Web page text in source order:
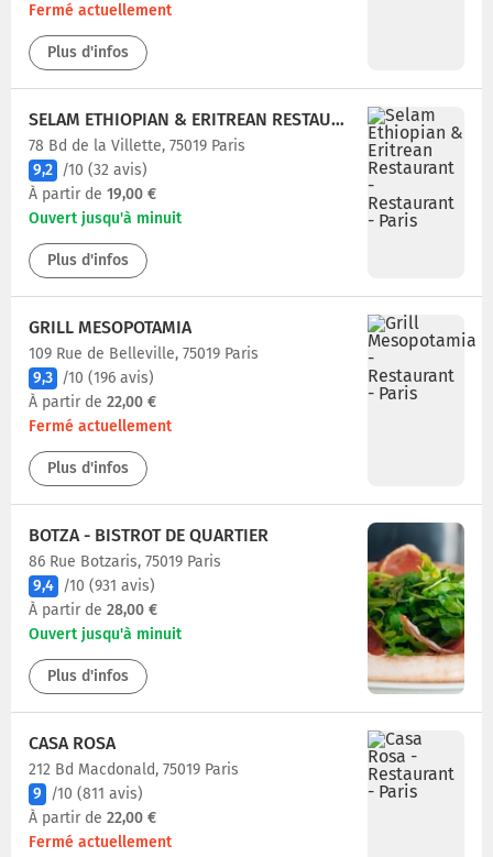
Fermé actuellement
Plus d'infos
SELAM ETHIOPIAN & ERITREAN RESTAURANT
78 Bd de la Villette, 75019 Paris
9,2 /10 (32 avis)
À partir de 19,00 €
Ouvert jusqu'à minuit
Plus d'infos
GRILL MESOPOTAMIA
109 Rue de Belleville, 75019 Paris
9,3 /10 (196 avis)
À partir de 22,00 €
Fermé actuellement
Plus d'infos
BOTZA - BISTROT DE QUARTIER
86 Rue Botzaris, 75019 Paris
9,4 /10 (931 avis)
À partir de 28,00 €
Ouvert jusqu'à minuit
Plus d'infos
CASA ROSA
212 Bd Macdonald, 75019 Paris
9
/10 (811 avis)
À partir de 22,00 €
Fermé actuellement